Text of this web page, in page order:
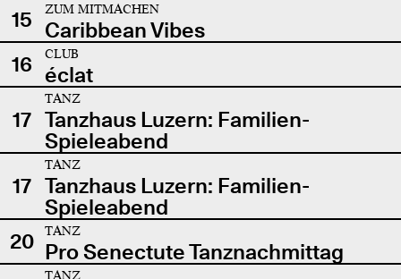
15
ZUM MITMACHEN
Caribbean Vibes
16
CLUB
éclat
17
TANZ
Tanzhaus Luzern: Familien-
Spieleabend
17
TANZ
Tanzhaus Luzern: Familien-
Spieleabend
20
TANZ
Pro Senectute Tanznachmittag
TANZ